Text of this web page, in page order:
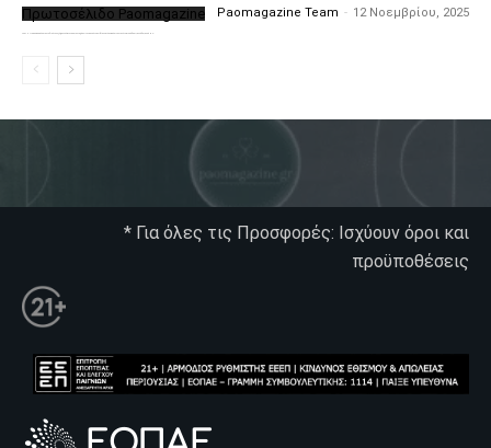
Πρωτοσέλιδο Paomagazine Paomagazine Team - 12 Νοεμβρίου, 2025
* Για όλες τις Προσφορές: Ισχύουν όροι και
προϋποθέσεις